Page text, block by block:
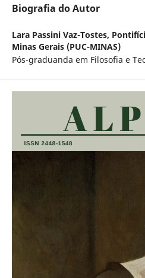
Biografia do Autor
Lara Passini Vaz-Tostes,
Minas Gerais (PUC-MINAS)
Pós-graduanda em Filosofia e